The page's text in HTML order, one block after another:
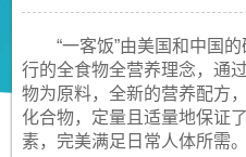
“一客饭”由美国和中国
行的全食物全营养理念，通
物为原料，全新的营养配方
化合物，定量且适量地保证
素，完美满足日常人体所需。